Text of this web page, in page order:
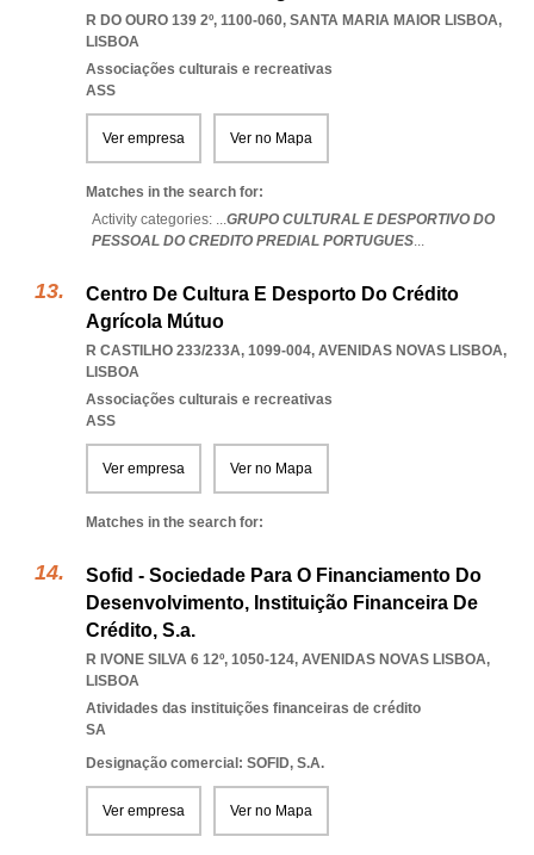
R DO OURO 139 2º, 1100-060, SANTA MARIA MAIOR LISBOA,
LISBOA
Associações culturais e recreativas
ASS
Ver empresa Ver no Mapa
Matches in the search for:
Activity categories: ...GRUPO CULTURAL E DESPORTIVO DO
PESSOAL DO CREDITO PREDIAL PORTUGUES...
Centro De Cultura E Desporto Do Crédito
Agrícola Mútuo
R CASTILHO 233/233A, 1099-004, AVENIDAS NOVAS LISBOA,
LISBOA
Associações culturais e recreativas
ASS
Ver empresa Ver no Mapa
Matches in the search for:
Sofid - Sociedade Para O Financiamento Do
Desenvolvimento, Instituição Financeira De
Crédito, S.a.
R IVONE SILVA 6 12º, 1050-124, AVENIDAS NOVAS LISBOA,
LISBOA
Atividades das instituições financeiras de crédito
SA
Designação comercial: SOFID, S.A.
Ver empresa Ver no Mapa